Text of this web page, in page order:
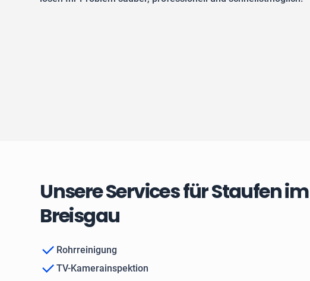
Unsere Services für Staufen im
Breisgau
Rohrreinigung
TV-Kamerainspektion